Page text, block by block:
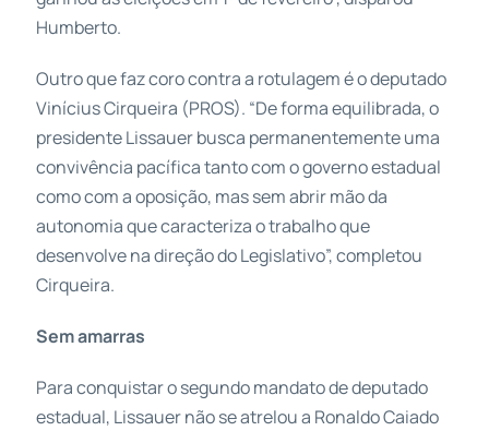
Humberto.
Outro que faz coro contra a rotulagem é o deputado
Vinícius Cirqueira (PROS). “De forma equilibrada, o
presidente Lissauer busca permanentemente uma
convivência pacífica tanto com o governo estadual
como com a oposição, mas sem abrir mão da
autonomia que caracteriza o trabalho que
desenvolve na direção do Legislativo”, completou
Cirqueira.
Sem amarras
Para conquistar o segundo mandato de deputado
estadual, Lissauer não se atrelou a Ronaldo Caiado